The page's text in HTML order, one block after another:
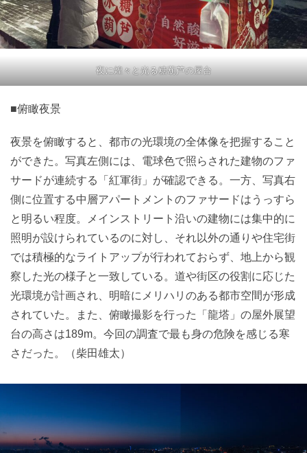
夜に煌々と光る糖葫芦の屋台
■俯瞰夜景
夜景を俯瞰すると、都市の光環境の全体像を把握すること
ができた。写真左側には、電球色で照らされた建物のファ
サードが連続する「紅軍街」が確認できる。一方、写真右
側に位置する中層アパートメントのファサードはうっすら
と明るい程度。メインストリート沿いの建物には集中的に
照明が設けられているのに対し、それ以外の通りや住宅街
では積極的なライトアップが行われておらず、地上から観
察した光の様子と一致している。道や街区の役割に応じた
光環境が計画され、明暗にメリハリのある都市空間が形成
されていた。また、俯瞰撮影を行った「龍塔」の屋外展望
台の高さは189m。今回の調査で最も身の危険を感じる寒
さだった。（柴田雄太）